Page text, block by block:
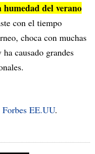
del verano
con el tiempo
choca con muchas
causado grandes
Forbes EE.UU.